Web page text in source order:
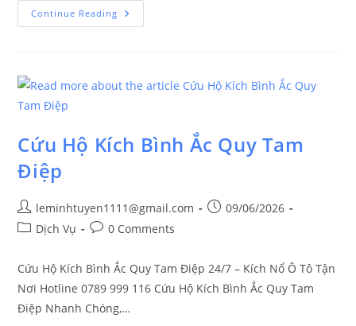
Continue Reading
Cứu Hộ Kích Bình Ắc Quy Tam
Điệp
leminhtuyen1111@gmail.com
09/06/2026
Dịch Vụ
0 Comments
Cứu Hộ Kích Bình Ắc Quy Tam Điệp 24/7 – Kích Nổ Ô Tô Tận
Nơi Hotline 0789 999 116 Cứu Hộ Kích Bình Ắc Quy Tam
Điệp Nhanh Chóng,…